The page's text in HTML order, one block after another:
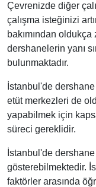
Çevrenizde diğer
çalışma isteğinizi
bakımından
dershanelerin yanı
bulunmaktadır.
İstanbul'de
etüt merkezleri de
yapabilmek için
süreci gereklidir.
İstanbul'de
gösterebilmektedir.
faktörler arasında